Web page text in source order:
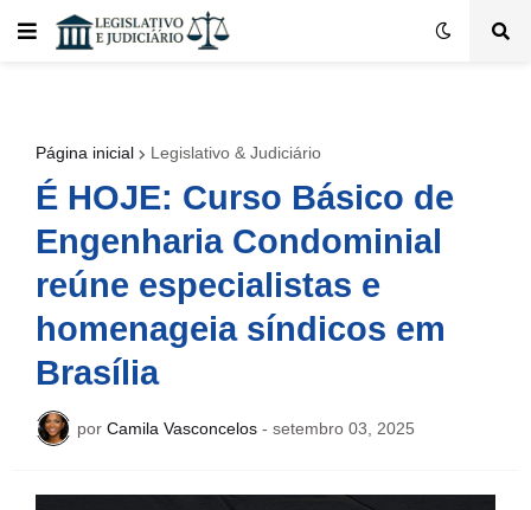
Página inicial Legislativo & Judiciário
É HOJE: Curso Básico de
Engenharia Condominial
reúne especialistas e
homenageia síndicos em
Brasília
por Camila Vasconcelos - setembro 03, 2025